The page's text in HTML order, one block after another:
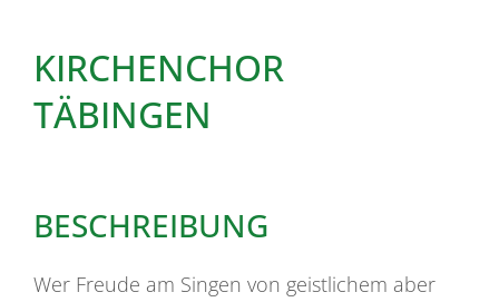
KIRCHENCHOR
TÄBINGEN
BESCHREIBUNG
Wer Freude am Singen von geistlichem aber